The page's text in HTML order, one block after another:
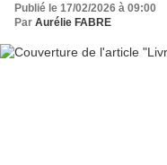
Publié le 17/02/2026 à 09:00
Par Aurélie FABRE